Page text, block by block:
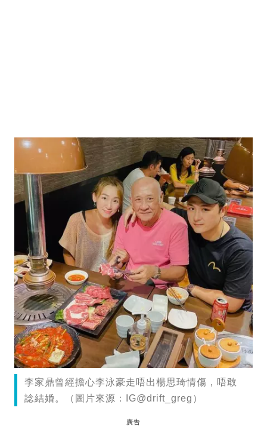
李家鼎曾經擔心李泳豪走唔出楊思琦情傷，唔敢
諗結婚。（圖片來源：IG@drift_greg）
廣告